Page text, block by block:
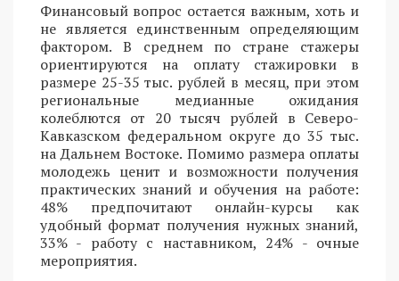
Финансовый вопрос остается важным, хоть и
не является единственным определяющим
фактором. В среднем по стране стажеры
ориентируются на оплату стажировки в
размере 25-35 тыс. рублей в месяц, при этом
региональные медианные ожидания
колеблются от 20 тысяч рублей в Северо-
Кавказском федеральном округе до 35 тыс.
на Дальнем Востоке. Помимо размера оплаты
молодежь ценит и возможности получения
практических знаний и обучения на работе:
48% предпочитают онлайн-курсы как
удобный формат получения нужных знаний,
33% - работу с наставником, 24% - очные
мероприятия.